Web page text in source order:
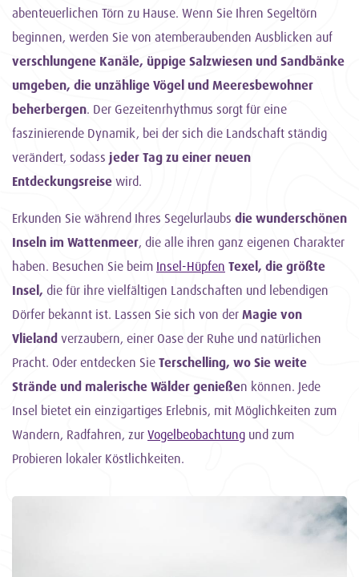
abenteuerlichen Törn zu Hause. Wenn Sie Ihren Segeltörn
beginnen, werden Sie von atemberaubenden Ausblicken auf
verschlungene Kanäle, üppige Salzwiesen und Sandbänke
umgeben, die unzählige Vögel und Meeresbewohner
beherbergen. Der Gezeitenrhythmus sorgt für eine
faszinierende Dynamik, bei der sich die Landschaft ständig
verändert, sodass jeder Tag zu einer neuen
Entdeckungsreise wird.
Erkunden Sie während Ihres Segelurlaubs die wunderschönen
Inseln im Wattenmeer, die alle ihren ganz eigenen Charakter
haben. Besuchen Sie beim Insel-Hüpfen Texel, die größte
Insel, die für ihre vielfältigen Landschaften und lebendigen
Dörfer bekannt ist. Lassen Sie sich von der Magie von
Vlieland verzaubern, einer Oase der Ruhe und natürlichen
Pracht. Oder entdecken Sie Terschelling, wo Sie weite
Strände und malerische Wälder genießen können. Jede
Insel bietet ein einzigartiges Erlebnis, mit Möglichkeiten zum
Wandern, Radfahren, zur Vogelbeobachtung und zum
Probieren lokaler Köstlichkeiten.